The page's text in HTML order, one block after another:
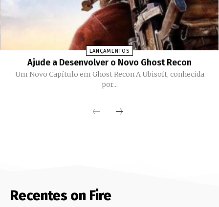
LANÇAMENTOS
Ajude a Desenvolver o Novo Ghost Recon
Um Novo Capítulo em Ghost Recon A Ubisoft, conhecida
por...
Recentes on Fire